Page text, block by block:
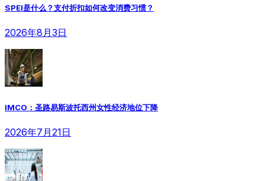
SPEI是什么？支付折扣如何改变消费习惯？
2026年8月3日
IMCO：圣路易斯波托西州女性经济地位下降
2026年7月21日